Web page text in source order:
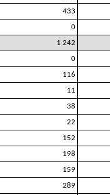
433
0
1 242
0
116
11
38
22
152
198
159
289